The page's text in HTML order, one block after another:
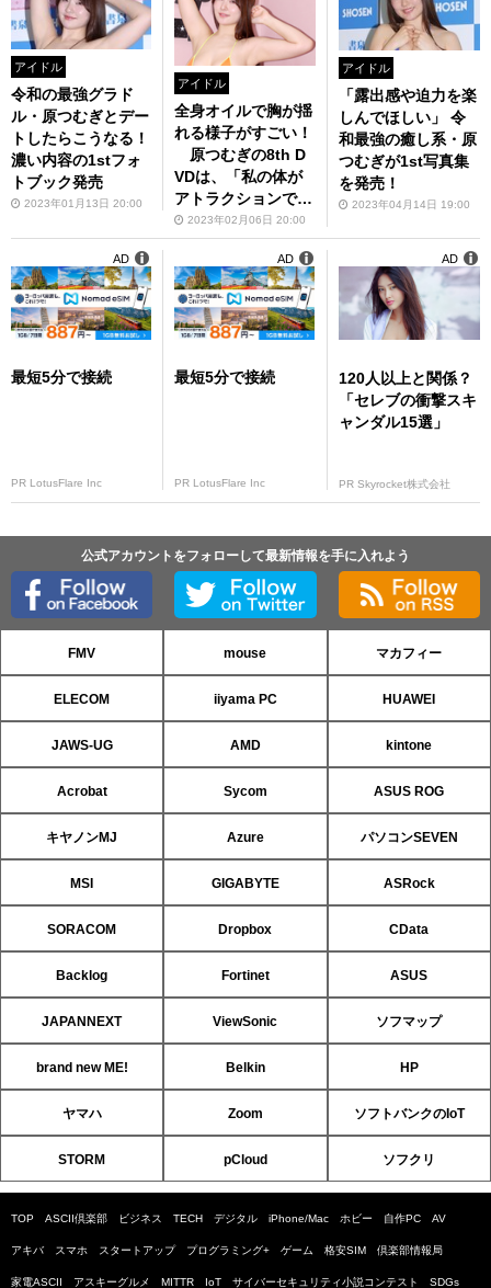
アイドル
令和の最強グラド
ル・原つむぎとデー
トしたらこうなる！
濃い内容の1stフォ
トブック発売
2023年01月13日 20:00
アイドル
全身オイルで胸が揺
れる様子がすごい！
原つむぎの8th D
VDは、「私の体が
アトラクションで
す」2023年02月06日 20:00
アイドル
「露出感や迫力を楽
しんでほしい」 令
和最強の癒し系・原
つむぎが1st写真集
を発売！
2023年04月14日 19:00
最短5分で接続
PR LotusFlare Inc
AD
最短5分で接続
PR LotusFlare Inc
AD
120人以上と関係？
「セレブの衝撃スキ
ャンダル15選」
PR Skyrocket株式会社
AD
公式アカウントをフォローして最新情報を手に入れよう
FMV mouse マカフィー
ELECOM iiyama PC HUAWEI
JAWS-UG AMD kintone
Acrobat Sycom ASUS ROG
キヤノンMJ Azure パソコンSEVEN
MSI GIGABYTE ASRock
SORACOM Dropbox CData
Backlog Fortinet ASUS
JAPANNEXT ViewSonic ソフマップ
brand new ME! Belkin HP
ヤマハ Zoom ソフトバンクのIoT
STORM pCloud ソフクリ
TOP ASCII倶楽部 ビジネス TECH デジタル iPhone/Mac ホビー 自作PC AV
アキバ スマホ スタートアップ プログラミング+ ゲーム 格安SIM 倶楽部情報局
家電ASCII アスキーグルメ MITTR IoT サイバーセキュリティ小説コンテスト SDGs